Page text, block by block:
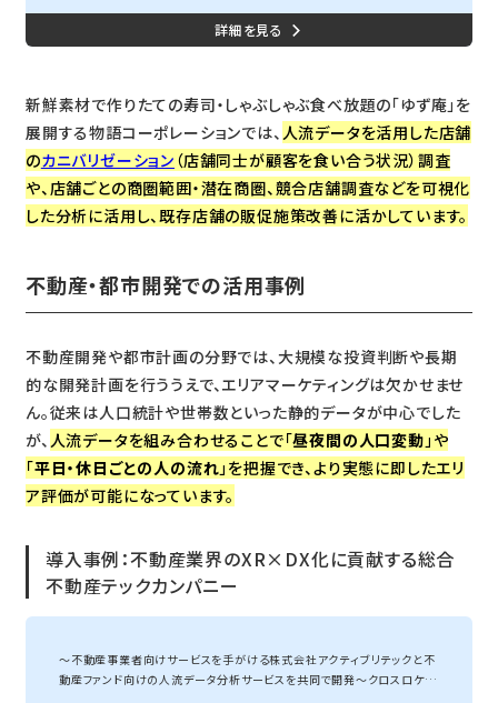
べ放題で知られる「ゆず庵」の2つのエリアにおいて、実際の店舗課題を元
に人流データを駆使して検証した実勢商圏の詳細な分析から打ち手につ
法分析1. カニバリゼーションの検証...
新鮮素材で作りたての寿司・しゃぶしゃぶ食べ放題の「ゆず庵」を
展開する物語コーポレーションでは、 人流データを活用した店舗
のカニバリゼーション （店舗同士が顧客を食い合う状況）調査
や、店舗ごとの商圏範囲・潜在商圏、競合店舗調査などを可視化
した分析に活用し、既存店舗の販促施策改善に活かしています。
不動産・都市開発での活用事例
不動産開発や都市計画の分野では、大規模な投資判断や長期
的な開発計画を行ううえで、エリアマーケティングは欠かせませ
ん。従来は人口統計や世帯数といった静的データが中心でした
が、 人流データを組み合わせることで「昼夜間の人口変動 」や
「平日・休日ごとの人の流れ」を把握でき、より実態に即したエリ
ア評価が可能になっています。
導入事例：不動産業界のXR×DX化に貢献する総合
不動産テックカンパニー
～不動産事業者向けサービスを手がける株式会社アクティブリテックと不
動産ファンド向けの人流データ分析サービスを共同で開発～クロスロケー